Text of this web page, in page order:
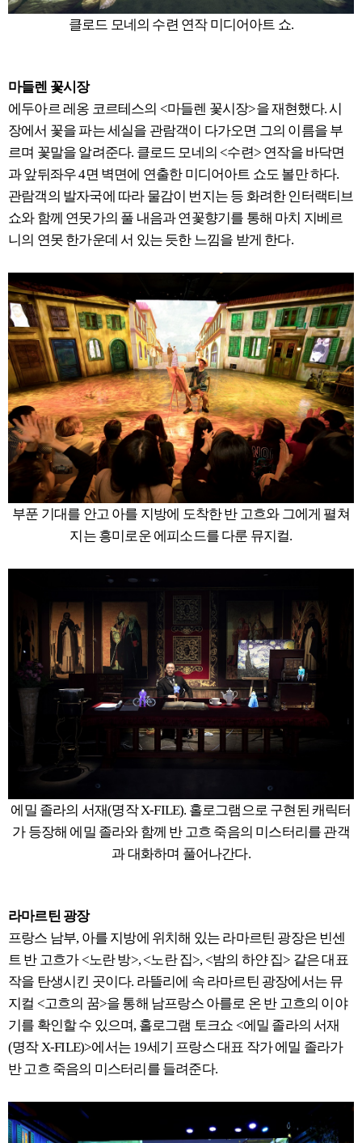
클로드 모네의 수련 연작 미디어아트 쇼.
마들렌 꽃시장
에두아르 레옹 코르테스의 <마들렌 꽃시장>을 재현했다. 시
장에서 꽃을 파는 세실을 관람객이 다가오면 그의 이름을 부
르며 꽃말을 알려준다. 클로드 모네의 <수련> 연작을 바닥면
과 앞뒤좌우 4면 벽면에 연출한 미디어아트 쇼도 볼만 하다.
관람객의 발자국에 따라 물감이 번지는 등 화려한 인터랙티브
쇼와 함께 연못가의 풀 내음과 연꽃향기를 통해 마치 지베르
니의 연못 한가운데 서 있는 듯한 느낌을 받게 한다.
부푼 기대를 안고 아를 지방에 도착한 반 고흐와 그에게 펼쳐
지는 흥미로운 에피소드를 다룬 뮤지컬.
에밀 졸라의 서재(명작 X-FILE). 홀로그램으로 구현된 캐릭터
가 등장해 에밀 졸라와 함께 반 고흐 죽음의 미스터리를 관객
과 대화하며 풀어나간다.
라마르틴 광장
프랑스 남부, 아를 지방에 위치해 있는 라마르틴 광장은 빈센
트 반 고흐가 <노란 방>, <노란 집>, <밤의 하얀 집> 같은 대표
작을 탄생시킨 곳이다. 라뜰리에 속 라마르틴 광장에서는 뮤
지컬 <고흐의 꿈>을 통해 남프랑스 아를로 온 반 고흐의 이야
기를 확인할 수 있으며, 홀로그램 토크쇼 <에밀 졸라의 서재
(명작 X-FILE)>에서는 19세기 프랑스 대표 작가 에밀 졸라가
반 고흐 죽음의 미스터리를 들려준다.